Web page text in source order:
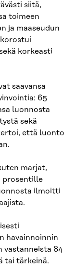
siitä,
toimeen
ja maaseudun
korkeasti
saavansa
65
luonnosta
sekä
että luonto
marjat,
prosentille
ilmoitti
havainnoinnin
vastanneista 84
tai tärkeinä.